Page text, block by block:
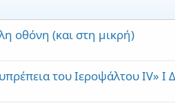
οθόνη (και στη μικρή)
του Ιεροψάλτου IV» Ι